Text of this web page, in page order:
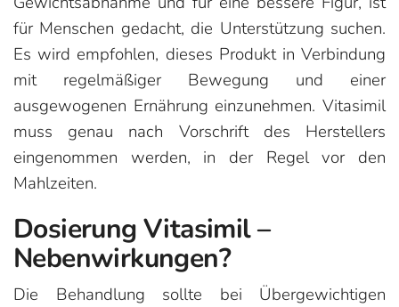
für Menschen gedacht, die Unterstützung suchen.
Es wird empfohlen, dieses Produkt in Verbindung
mit regelmäßiger Bewegung und einer
ausgewogenen Ernährung einzunehmen. Vitasimil
muss genau nach Vorschrift des Herstellers
eingenommen werden, in der Regel vor den
Mahlzeiten.
Dosierung Vitasimil –
Nebenwirkungen?
Die Behandlung sollte bei Übergewichtigen